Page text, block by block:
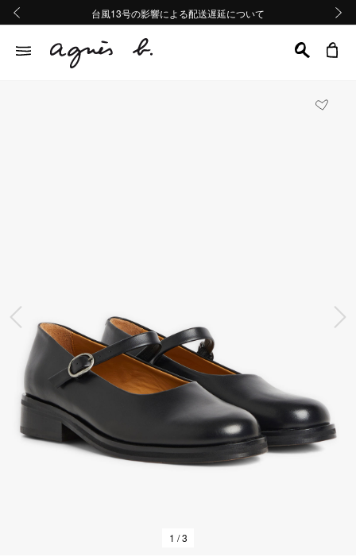
熊本地域地震の影響による配送遅延について
Summer Sale 2buy10%OFF!!
台風13号の影響による配送遅延について
熊本地域地震の影響による配送遅延について
Summer Sale 2buy10%OFF!!
前の画像
1 / 3